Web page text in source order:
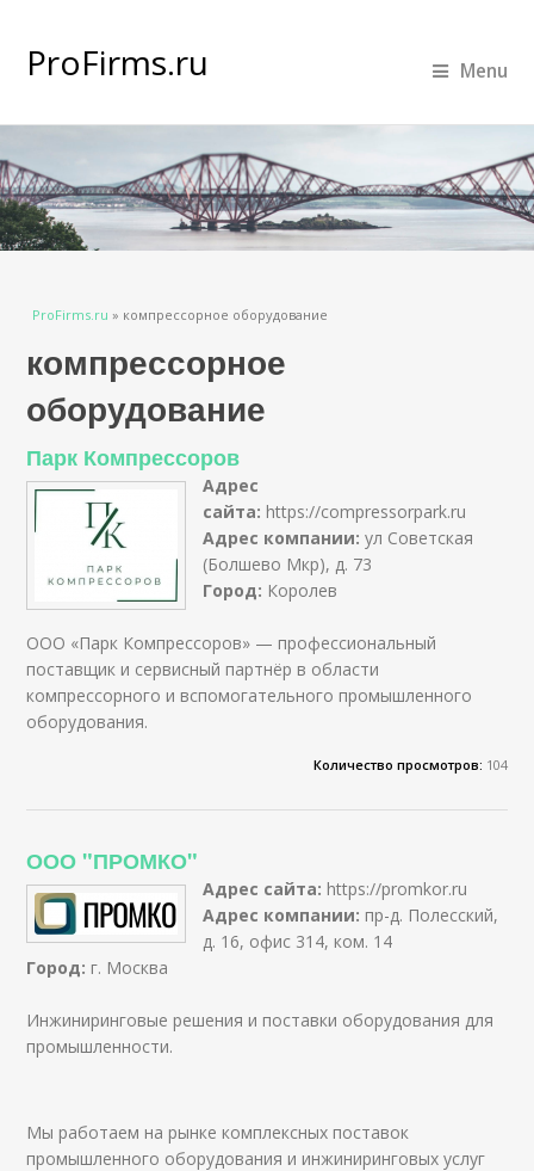
ProFirms.ru Menu
Вы здесь
ProFirms.ru » компрессорное оборудование
компрессорное
оборудование
Парк Компрессоров
Адрес
сайта: https://compressorpark.ru
Адрес компании:ул Советская
(Болшево Мкр), д. 73
Город: Королев
ООО «Парк Компрессоров» — профессиональный
поставщик и сервисный партнёр в области
компрессорного и вспомогательного промышленного
оборудования.
Количество просмотров: 104
ООО "ПРОМКО"
Адрес сайта: https://promkor.ru
Адрес компании: пр-д. Полесский,
д. 16, офис 314, ком. 14
Город: г. Москва
Инжиниринговые решения и поставки оборудования для
промышленности.
Мы работаем на рынке комплексных поставок
промышленного оборудования и инжиниринговых услуг